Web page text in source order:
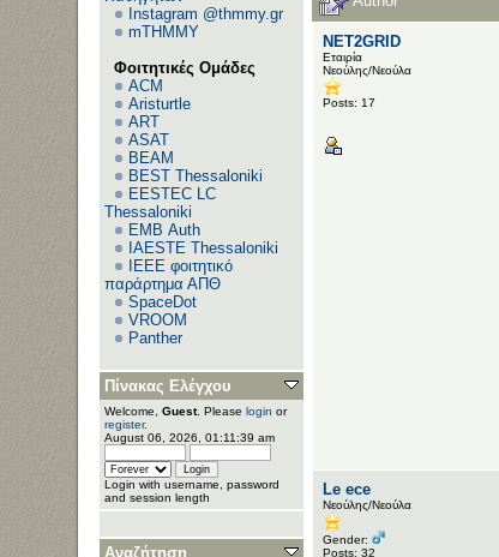
Instagram @thmmy.gr
mTHMMY
Φοιτητικές Ομάδες
ACM
Aristurtle
ART
ASAT
BEAM
BEST Thessaloniki
EESTEC LC
Thessaloniki
EΜΒ Auth
IAESTE Thessaloniki
IEEE φοιτητικό
παράρτημα ΑΠΘ
SpaceDot
VROOM
Panther
Πίνακας Ελέγχου
Welcome, Guest. Please login or
register.
August 06, 2026, 01:11:39 am
Login with username, password
and session length
Αναζήτηση
NET2GRID
Εταιρία
Νεούλης/Νεούλα
Posts: 17
Le ece
Νεούλης/Νεούλα
Gender:
Posts: 32